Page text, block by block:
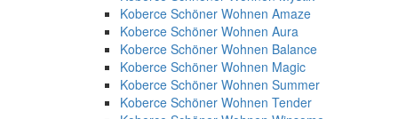
Koberce Schöner Wohnen Amaze
Koberce Schöner Wohnen Aura
Koberce Schöner Wohnen Balance
Koberce Schöner Wohnen Magic
Koberce Schöner Wohnen Summer
Koberce Schöner Wohnen Tender